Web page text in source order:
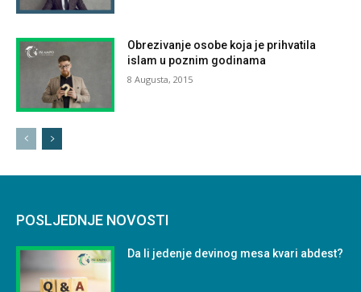
Obrezivanje osobe koja je prihvatila
islam u poznim godinama
8 Augusta, 2015
POSLJEDNJE NOVOSTI
Da li jedenje devinog mesa kvari abdest?